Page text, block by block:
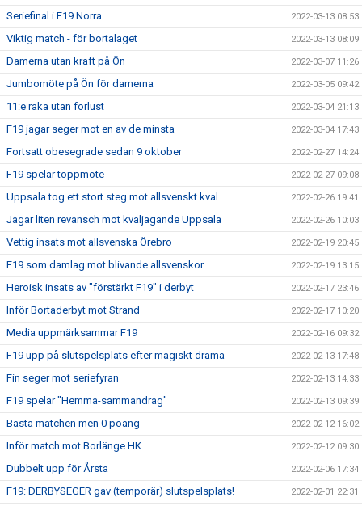
Seriefinal i F19 Norra 2022-03-13 08:53
Viktig match - för bortalaget 2022-03-13 08:09
Damerna utan kraft på Ön 2022-03-07 11:26
Jumbomöte på Ön för damerna 2022-03-05 09:42
11:e raka utan förlust 2022-03-04 21:13
F19 jagar seger mot en av de minsta 2022-03-04 17:43
Fortsatt obesegrade sedan 9 oktober 2022-02-27 14:24
F19 spelar toppmöte 2022-02-27 09:08
Uppsala tog ett stort steg mot allsvenskt kval 2022-02-26 19:41
Jagar liten revansch mot kvaljagande Uppsala 2022-02-26 10:03
Vettig insats mot allsvenska Örebro 2022-02-19 20:45
F19 som damlag mot blivande allsvenskor 2022-02-19 13:15
Heroisk insats av "förstärkt F19" i derbyt 2022-02-17 23:46
Inför Bortaderbyt mot Strand 2022-02-17 10:20
Media uppmärksammar F19 2022-02-16 09:32
F19 upp på slutspelsplats efter magiskt drama 2022-02-13 17:48
Fin seger mot seriefyran 2022-02-13 14:33
F19 spelar "Hemma-sammandrag" 2022-02-13 09:39
Bästa matchen men 0 poäng 2022-02-12 16:02
Inför match mot Borlänge HK 2022-02-12 09:30
Dubbelt upp för Årsta 2022-02-06 17:34
F19: DERBYSEGER gav (temporär) slutspelsplats! 2022-02-01 22:31